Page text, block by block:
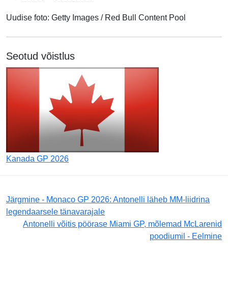
Uudise foto: Getty Images / Red Bull Content Pool
Seotud võistlus
Kanada GP 2026
Järgmine - Monaco GP 2026: Antonelli läheb MM-liidrina
legendaarsele tänavarajale
Antonelli võitis pöörase Miami GP, mõlemad McLarenid
poodiumil - Eelmine